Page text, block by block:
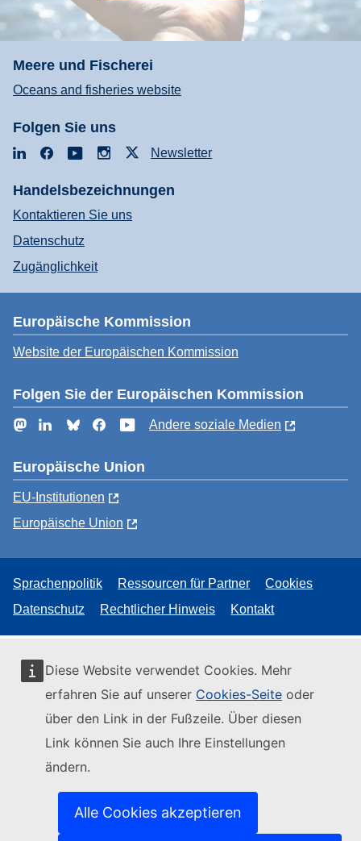
Diese Website verwendet Cookies. Mehr
erfahren Sie auf unserer Cookies-Seite oder
über den Link in der Fußzeile. Über diesen
Link können Sie auch Ihre Einstellungen
ändern.
Alle Cookies akzeptieren
Meere und Fischerei
Oceans and fisheries website
Folgen Sie uns
LinkedInFacebookYouTubeInstagramNewsletter
Handelsbezeichnungen
Kontaktieren Sie uns
Datenschutz
Zugänglichkeit
Europäische Kommission
Website der Europäischen Kommission
Folgen Sie der Europäischen Kommission
MastodonLinkedInBlueskyFacebookYouTube
Andere soziale Medien
Europäische Union
EU-Institutionen
Europäische Union
Sprachenpolitik Ressourcen für Partner
Cookies
Datenschutz
Rechtlicher Hinweis Kontakt